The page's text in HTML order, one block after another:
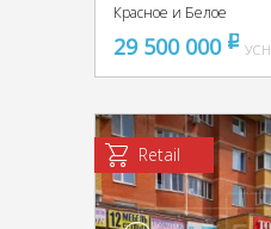
Красное и Белое
29 500 000 pуб
УСН
Retail